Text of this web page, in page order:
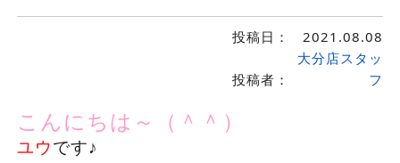
投稿日： 2021.08.08
投稿者：
大分店スタッ
フ
こんにちは～（＾＾）
ユウです♪